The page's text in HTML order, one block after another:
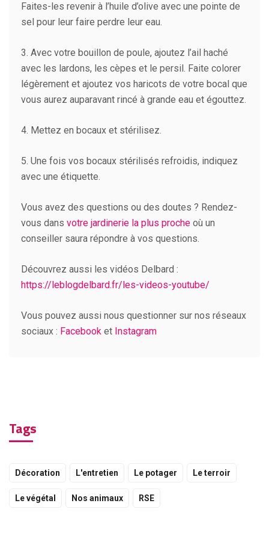
Faites-les revenir à l’huile d’olive avec une pointe de
sel pour leur faire perdre leur eau.
3. Avec votre bouillon de poule, ajoutez l’ail haché
avec les lardons, les cèpes et le persil. Faite colorer
légèrement et ajoutez vos haricots de votre bocal que
vous aurez auparavant rincé à grande eau et égouttez.
4. Mettez en bocaux et stérilisez.
5. Une fois vos bocaux stérilisés refroidis, indiquez
avec une étiquette.
Vous avez des questions ou des doutes ? Rendez-
vous dans votre jardinerie la plus proche où un
conseiller saura répondre à vos questions.
Découvrez aussi les vidéos Delbard :
https://leblogdelbard.fr/les-videos-youtube/
Vous pouvez aussi nous questionner sur nos réseaux
sociaux : Facebook et Instagram
Tags
Décoration L'entretien Le potager Le terroir
Le végétal Nos animaux RSE